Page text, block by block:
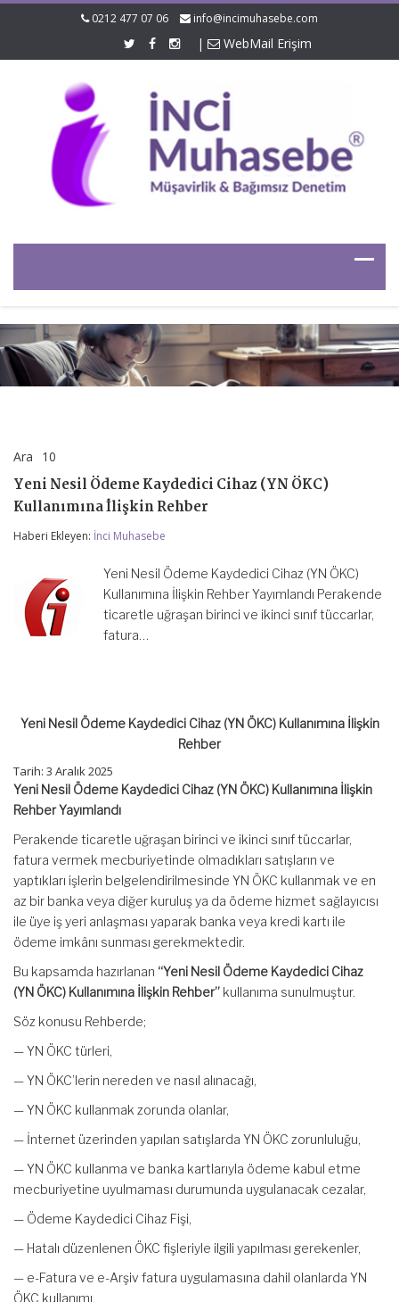
0212 477 07 06 info@incimuhasebe.com
| WebMail Erişim
Ara 10
Ödeme
Kaydedici
(YN
Rehber
Yeni Nesil Ödeme Kaydedici Cihaz (YN ÖKC)
Kullanımına İlişkin Rehber
Haberi Ekleyen: İnci Muhasebe
Yeni Nesil Ödeme Kaydedici Cihaz (YN ÖKC)
Kullanımına İlişkin Rehber Yayımlandı Perakende
ticaretle uğraşan birinci ve ikinci sınıf tüccarlar,
fatura…
Yeni Nesil Ödeme Kaydedici Cihaz (YN ÖKC) Kullanımına İlişkin
Rehber
Tarih: 3 Aralık 2025
Yeni Nesil Ödeme Kaydedici Cihaz (YN ÖKC) Kullanımına İlişkin
Rehber Yayımlandı
Perakende ticaretle uğraşan birinci ve ikinci sınıf tüccarlar,
fatura vermek mecburiyetinde olmadıkları satışların ve
yaptıkları işlerin belgelendirilmesinde YN ÖKC kullanmak ve en
az bir banka veya diğer kuruluş ya da ödeme hizmet sağlayıcısı
ile üye iş yeri anlaşması yaparak banka veya kredi kartı ile
ödeme imkânı sunması gerekmektedir.
Bu kapsamda hazırlanan “Yeni Nesil Ödeme Kaydedici Cihaz
(YN ÖKC) Kullanımına İlişkin Rehber” kullanıma sunulmuştur.
Söz konusu Rehberde;
— YN ÖKC türleri,
— YN ÖKC’lerin nereden ve nasıl alınacağı,
— YN ÖKC kullanmak zorunda olanlar,
— İnternet üzerinden yapılan satışlarda YN ÖKC zorunluluğu,
— YN ÖKC kullanma ve banka kartlarıyla ödeme kabul etme
mecburiyetine uyulmaması durumunda uygulanacak cezalar,
— Ödeme Kaydedici Cihaz Fişi,
— Hatalı düzenlenen ÖKC fişleriyle ilgili yapılması gerekenler,
— e-Fatura ve e-Arşiv fatura uygulamasına dahil olanlarda YN
ÖKC kullanımı,